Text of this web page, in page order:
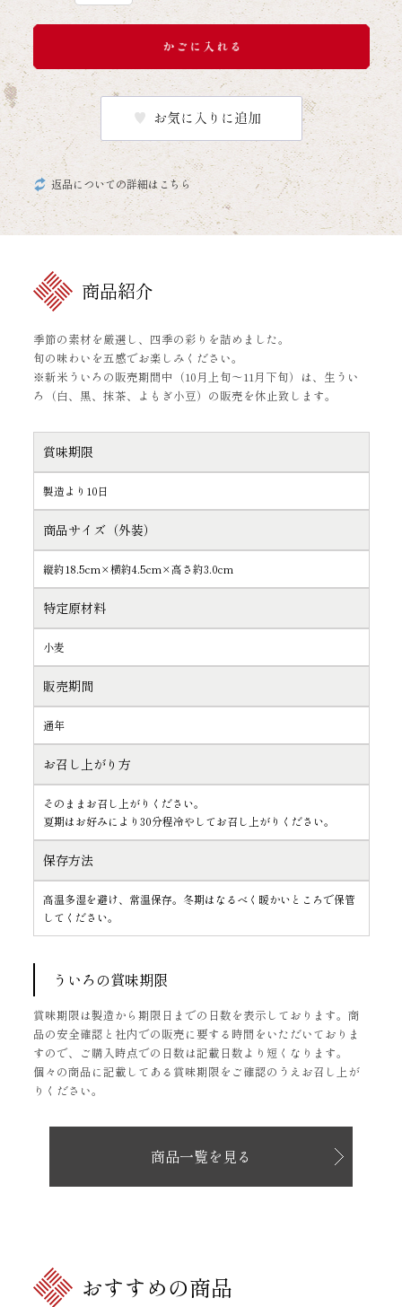
返品についての詳細はこちら
商品紹介
季節の素材を厳選し、四季の彩りを詰めました。
旬の味わいを五感でお楽しみください。
※新米ういろの販売期間中（10月上旬〜11月下旬）は、生うい
ろ（白、黒、抹茶、よもぎ小豆）の販売を休止致します。
賞味期限
製造より10日
商品サイズ（外装）
縦約18.5cm×横約4.5cm×高さ約3.0cm
特定原材料
小麦
販売期間
通年
お召し上がり方
そのままお召し上がりください。
夏期はお好みにより30分程冷やしてお召し上がりください。
保存方法
高温多湿を避け、常温保存。冬期はなるべく暖かいところで保管
してください。
ういろの賞味期限
賞味期限は製造から期限日までの日数を表示しております。商
品の安全確認と社内での販売に要する時間をいただいておりま
すので、ご購入時点での日数は記載日数より短くなります。
個々の商品に記載してある賞味期限をご確認のうえお召し上が
りください。
商品一覧を見る
おすすめの商品